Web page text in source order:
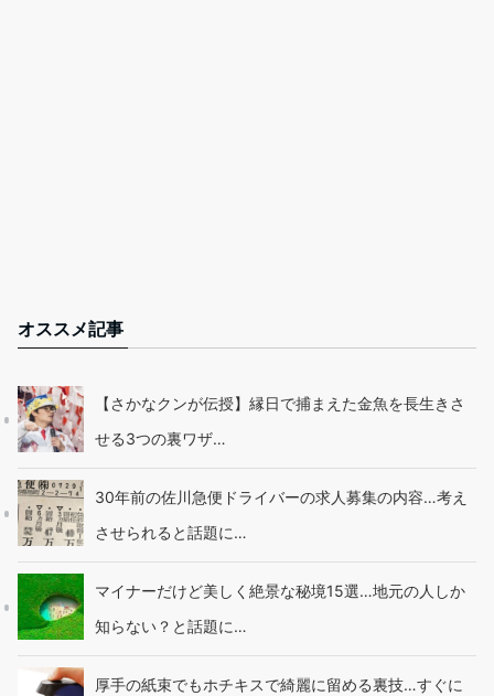
オススメ記事
【さかなクンが伝授】縁日で捕まえた金魚を長生きさ
せる3つの裏ワザ…
30年前の佐川急便ドライバーの求人募集の内容…考え
させられると話題に…
マイナーだけど美しく絶景な秘境15選…地元の人しか
知らない？と話題に…
厚手の紙束でもホチキスで綺麗に留める裏技…すぐに